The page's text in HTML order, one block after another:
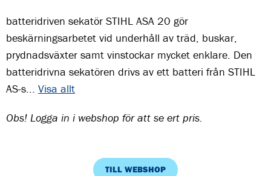
batteridriven sekatör STIHL ASA 20 gör
beskärningsarbetet vid underhåll av träd, buskar,
prydnadsväxter samt vinstockar mycket enklare. Den
batteridrivna sekatören drivs av ett batteri från STIHL
AS-s... Visa allt
Obs! Logga in i webshop för att se ert pris.
TILL WEBSHOP